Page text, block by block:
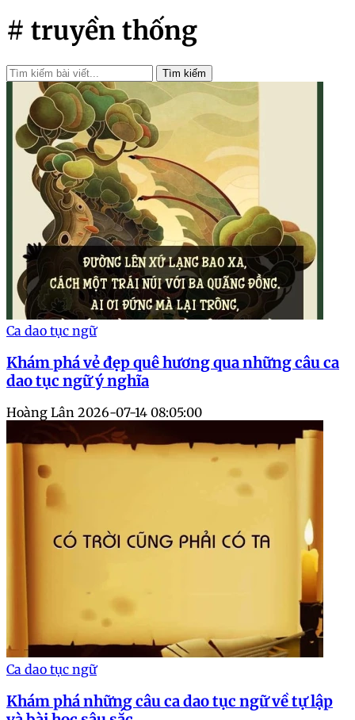
# truyền thống
Tìm kiếm
Ca dao tục ngữ
Khám phá vẻ đẹp quê hương qua những câu ca
dao tục ngữ ý nghĩa
Hoàng Lân 2026-07-14 08:05:00
Ca dao tục ngữ
Khám phá những câu ca dao tục ngữ về tự lập